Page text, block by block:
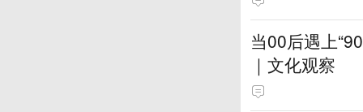
当00后遇上
｜文化观察